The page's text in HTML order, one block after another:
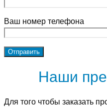
Ваш номер телефона
Наши
Для того чтобы заказать